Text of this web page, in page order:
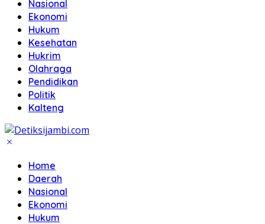
Nasional
Ekonomi
Hukum
Kesehatan
Hukrim
Olahraga
Pendidikan
Politik
Kalteng
Home
Daerah
Nasional
Ekonomi
Hukum